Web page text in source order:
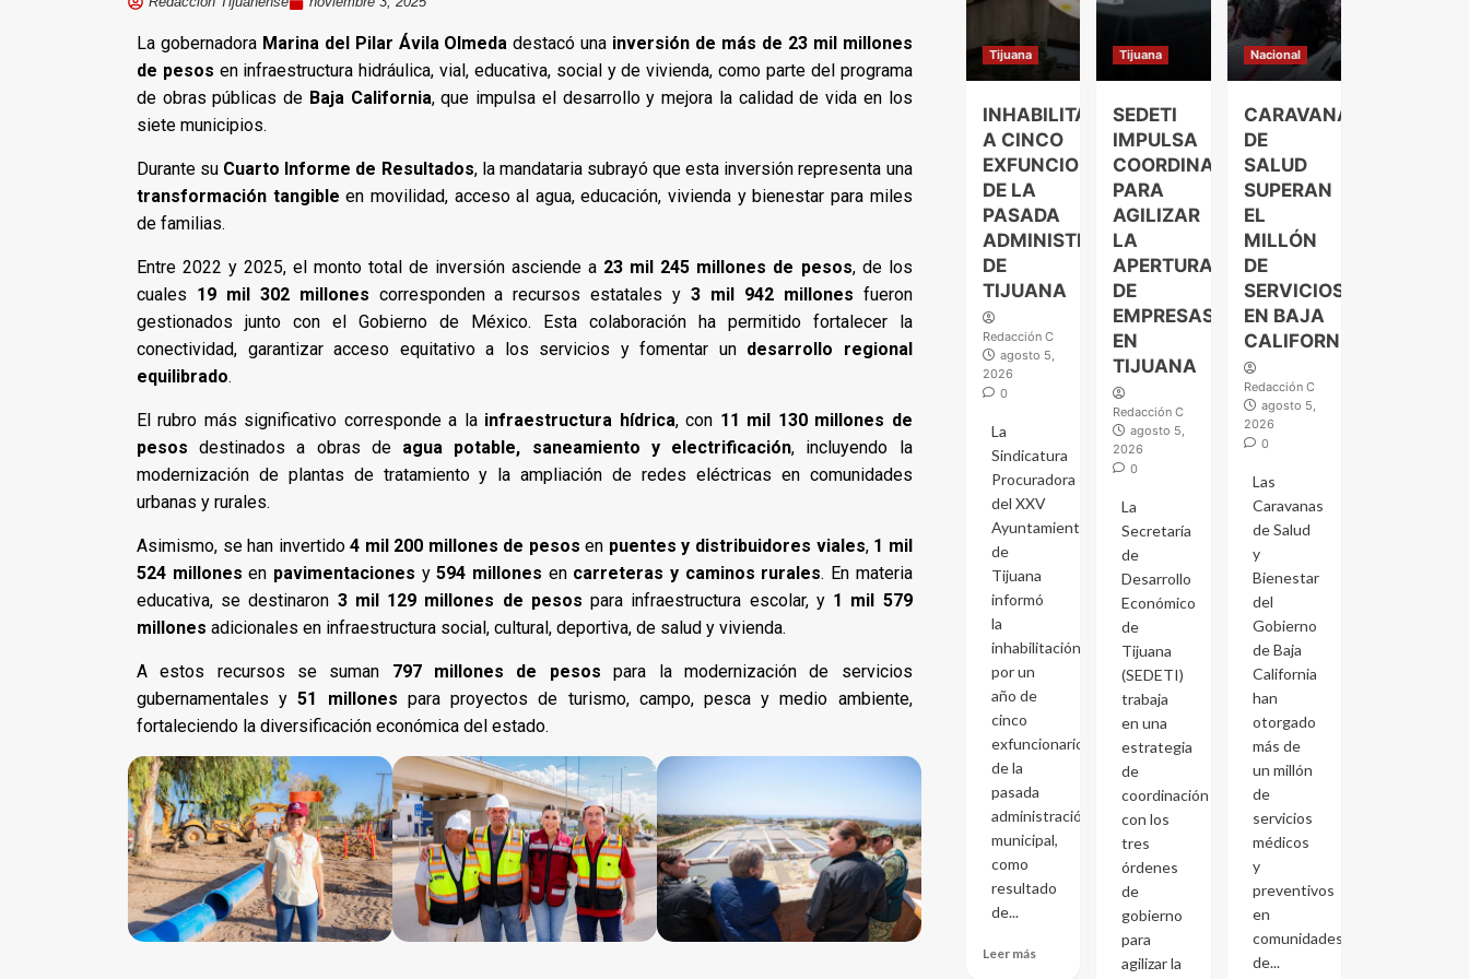
La gobernadora Marina del Pilar Ávila Olmeda destacó una inversión de más de 23 mil millones
de pesos en infraestructura hidráulica, vial, educativa, social y de vivienda, como parte del programa
de obras públicas de Baja California, que impulsa el desarrollo y mejora la calidad de vida en los
siete municipios.
Durante su Cuarto Informe de Resultados, la mandataria subrayó que esta inversión representa una
transformación tangible en movilidad, acceso al agua, educación, vivienda y bienestar para miles
de familias.
Entre 2022 y 2025, el monto total de inversión asciende a 23 mil 245 millones de pesos, de los
cuales 19 mil 302 millones corresponden a recursos estatales y 3 mil 942 millones fueron
gestionados junto con el Gobierno de México. Esta colaboración ha permitido fortalecer la
conectividad, garantizar acceso equitativo a los servicios y fomentar un desarrollo regional
equilibrado.
El rubro más significativo corresponde a la infraestructura hídrica, con 11 mil 130 millones de
pesos destinados a obras de agua potable, saneamiento y electrificación, incluyendo la
modernización de plantas de tratamiento y la ampliación de redes eléctricas en comunidades
urbanas y rurales.
Asimismo, se han invertido4 mil 200 millones de pesos en puentes y distribuidores viales, 1 mil
524 millones en pavimentaciones y594 millones en carreteras y caminos rurales. En materia
educativa, se destinaron 3 mil 129 millones de pesos para infraestructura escolar, y 1 mil 579
millones adicionales en infraestructura social, cultural, deportiva, de salud y vivienda.
A estos recursos se suman 797 millones de pesos para la modernización de servicios
gubernamentales y51 millones para proyectos de turismo, campo, pesca y medio ambiente,
fortaleciendo la diversificación económica del estado.
Tijuana
INHABILITAN
A CINCO
EXFUNCIONARIOS
DE LA
PASADA
ADMINISTRACIÓN
DE
TIJUANA
Redacción C
agosto 5,
2026
0
La
Sindicatura
Procuradora
del XXV
Ayuntamiento
de
Tijuana
informó
la
inhabilitación
por un
año de
cinco
exfuncionarios
de la
pasada
administración
municipal,
como
resultado
de...
Leer más
Tijuana
SEDETI
IMPULSA
COORDINACIÓN
PARA
AGILIZAR
LA
APERTURA
DE
EMPRESAS
EN
TIJUANA
Redacción C
agosto 5,
2026
0
La
Secretaría
de
Desarrollo
Económico
de
Tijuana
(SEDETI)
trabaja
en una
estrategia
de
coordinación
con los
tres
órdenes
de
gobierno
para
agilizar la
Nacional
CARAVANAS
DE
SALUD
SUPERAN
EL
MILLÓN
DE
SERVICIOS
EN BAJA
CALIFORNIA
Redacción C
agosto 5,
2026
0
Las
Caravanas
de Salud
y
Bienestar
del
Gobierno
de Baja
California
han
otorgado
más de
un millón
de
servicios
médicos
y
preventivos
en
comunidades
de...